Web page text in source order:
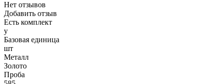
Нет отзывов
Добавить отзыв
Есть комплект
y
Базовая единица
шт
Металл
Золото
Проба